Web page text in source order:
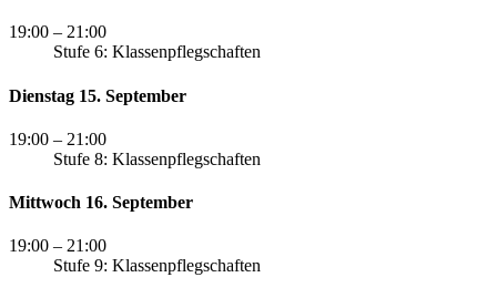
19:00 – 21:00
Stufe 6: Klassenpflegschaften
Dienstag 15. September
19:00 – 21:00
Stufe 8: Klassenpflegschaften
Mittwoch 16. September
19:00 – 21:00
Stufe 9: Klassenpflegschaften